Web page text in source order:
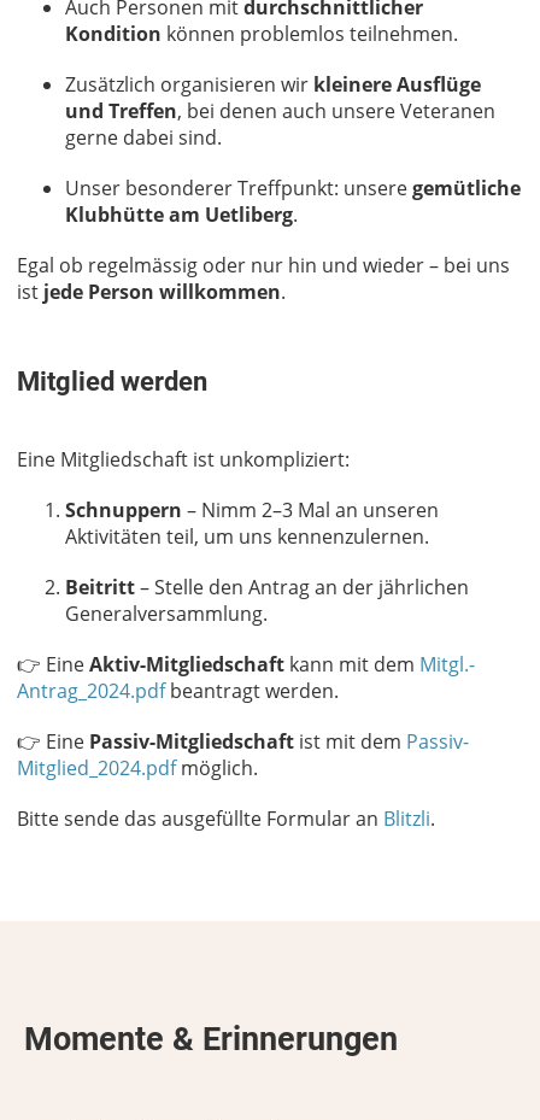
Auch Personen mitdurchschnittlicher
Kondition können problemlos teilnehmen.
Zusätzlich organisieren wir kleinere Ausflüge
und Treffen, bei denen auch unsere Veteranen
gerne dabei sind.
Unser besonderer Treffpunkt: unseregemütliche
Klubhütte am Uetliberg.
Egal ob regelmässig oder nur hin und wieder – bei uns
ist jede Person willkommen.
Mitglied werden
Eine Mitgliedschaft ist unkompliziert:
Schnuppern – Nimm 2–3 Mal an unseren
Aktivitäten teil, um uns kennenzulernen.
Beitritt– Stelle den Antrag an der jährlichen
Generalversammlung.
👉 EineAktiv-Mitgliedschaft kann mit dem Mitgl.-
Antrag_2024.pdfbeantragt werden.
👉 Eine Passiv-Mitgliedschaft ist mit dem Passiv-
Mitglied_2024.pdfmöglich.
Bitte sende das ausgefüllte Formular an Blitzli.
Momente & Erinnerungen